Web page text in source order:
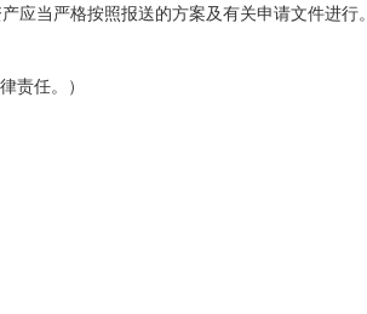
应当严格按照报送的方案及有关申请文件进行。
责任。）